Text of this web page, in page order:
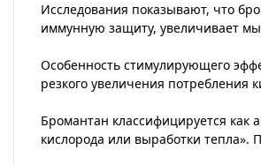
Исследования показывают, что
иммунную защиту, увеличивает
Особенность стимулирующего
резкого увеличения
Бромантан классифицируется как
кислорода или выработки